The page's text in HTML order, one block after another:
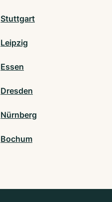
Stuttgart
Leipzig
Essen
Dresden
Nürnberg
Bochum